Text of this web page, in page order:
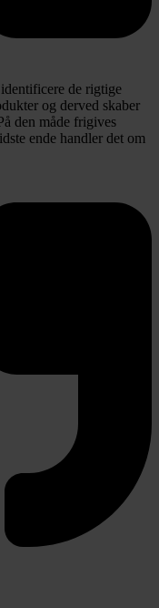
de rigtige
og derved skaber
den måde frigives
ende handler det om